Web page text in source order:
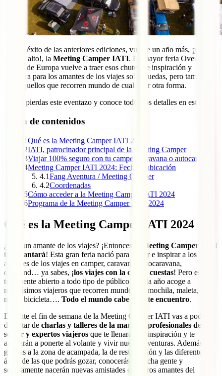
Tras el éxito de las anteriores ediciones, vuelve un año más, ¡y por
todo lo alto!, la Meeting Camper IATI. La mayor feria Overland
del sur de Europa vuelve a traer esos chutes de inspiración y
aventura para los amantes de los viajes sobre ruedas, pero también
para aquellos que recorren mundo de cualquier otra forma.
¡No te pierdas este eventazo y conoce todos los detalles en esta guía!
Tabla de contenidos
1Qué es la Meeting Camper IATI 2024
2IATI, patrocinador principal de la Meeting Camper
3Viajar 100% seguro con tu camper, caravana o autocaravana
4Meeting Camper IATI 2024: Fecha y ubicación
4.1Fang Aventura / Meeting Camper
4.2Coordenadas
5Cómo acceder a la Meeting Camper IATI 2024
6Programa de la Meeting Camper IATI 2024
Qué es la Meeting Camper IATI 2024
¿Eres un amante de los viajes? ¡Entonces la
Meeting Camper IATI
te encantará! Esta gran feria nació para reunir e inspirar a los
amantes de los viajes en camper, caravana, autocaravana,
overland… ya sabes, ¡los viajes con la casa a cuestas! Pero está
totalmente abierto a todo tipo de público y cada año acoge a
muchísimos viajeros que recorren mundo con mochila, maleta,
moto, bicicleta…. Todo el mundo cabe en este encuentro.
Durante el fin de semana de la Meeting Camper IATI vas a poder
disfrutar de charlas y talleres de la mano de profesionales del
sector y expertos viajeros que te llenarán de inspiración y te
animarán a ponerte al volante y vivir nuevas aventuras. Además,
gracias a la zona de acampada, la de restauración y las diferentes
áreas de las que podrás gozar, conocerás a mucha gente y
seguramente nacerán nuevas amistades con otros amantes del